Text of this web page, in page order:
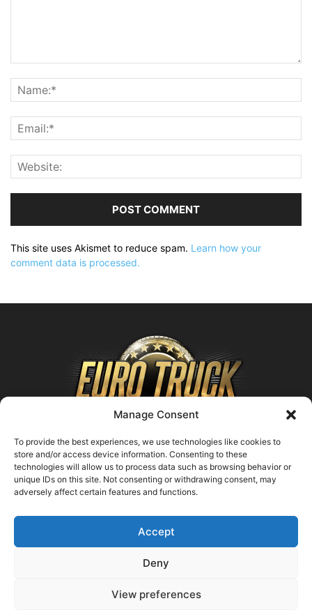
Manage Consent
To provide the best experiences, we use technologies like cookies to
store and/or access device information. Consenting to these
technologies will allow us to process data such as browsing behavior or
unique IDs on this site. Not consenting or withdrawing consent, may
adversely affect certain features and functions.
Accept
Deny
View preferences
This site uses Akismet to reduce spam. Learn how your
comment data is processed.
ABOUT US
Contact us:support@farmingsimulator25.com
FOLLOW US